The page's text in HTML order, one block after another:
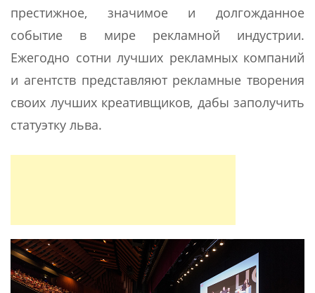
престижное, значимое и долгожданное
событие в мире рекламной индустрии.
Ежегодно сотни лучших рекламных компаний
и агентств представляют рекламные творения
своих лучших креативщиков, дабы заполучить
статуэтку льва.